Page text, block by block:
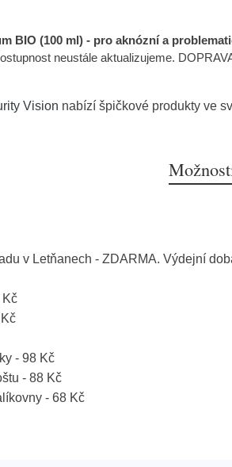
BIO (100 ml) - pro aknózní a
neustále aktualizujeme.
Vision nabízí špičkové produkty ve
v Letňanech - ZDARMA. Výdejní
Kč
- 98 Kč
- 88 Kč
- 68 Kč